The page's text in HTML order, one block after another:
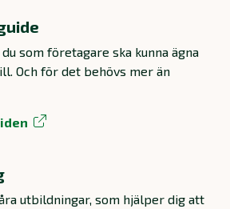
som företagare ska kunna ägna
Och för det behövs mer än
utbildningar, som hjälper dig att